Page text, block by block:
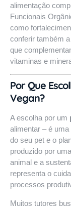
alimentação
Funcionais
como
conferir também
que
vitaminas e
Por Que
Vegan?
A escolha por um
alimentar – é
do seu pet e o
produzido por
animal e a
representa o
processos
Muitos tutores